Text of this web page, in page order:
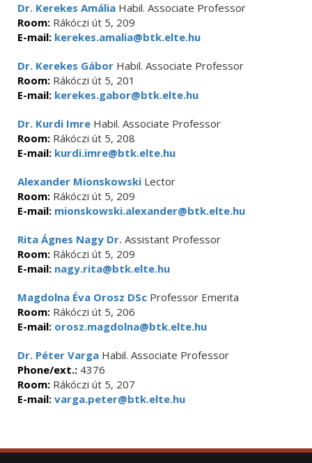
Dr. Kerekes Amália Habil. Associate Professor
Room: Rákóczi út 5, 209
E-mail: kerekes.amalia@btk.elte.hu
Dr. Kerekes Gábor Habil. Associate Professor
Room: Rákóczi út 5, 201
E-mail: kerekes.gabor@btk.elte.hu
Dr. Kurdi Imre Habil. Associate Professor
Room: Rákóczi út 5, 208
E-mail: kurdi.imre@btk.elte.hu
Alexander Mionskowski Lector
Room: Rákóczi út 5, 209
E-mail: mionskowski.alexander@btk.elte.hu
Rita Ágnes Nagy Dr. Assistant Professor
Room: Rákóczi út 5, 209
E-mail: nagy.rita@btk.elte.hu
Magdolna Éva Orosz DSc Professor Emerita
Room: Rákóczi út 5, 206
E-mail: orosz.magdolna@btk.elte.hu
Dr. Péter Varga Habil. Associate Professor
Phone/ext.: 4376
Room: Rákóczi út 5, 207
E-mail: varga.peter@btk.elte.hu